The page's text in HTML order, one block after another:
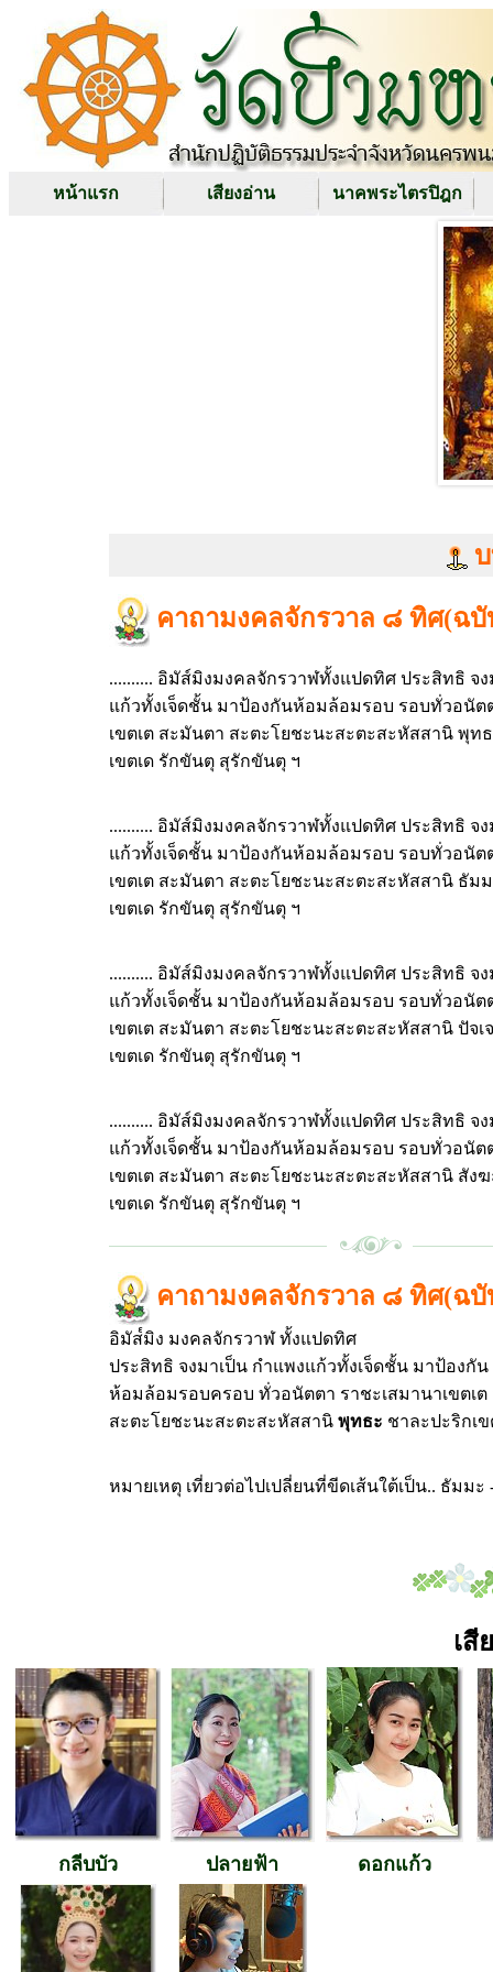
หน้าแรก เสียงอ่าน นาคพระไตรปิฎก
คาถามงคลจักรวาล ๘ ทิศ(ฉบั
.......... อิมัส์มิงมงคลจักรวาฬทั้งแปดทิศ ประสิทธิ จ
แก้วทั้งเจ็ดชั้น มาป้องกันห้อมล้อมรอบ รอบทั่วอนัต
เขตเต สะมันตา สะตะโยชะนะสะตะสะหัสสานิ พุท
เขตเด รักขันตุ สุรักขันตุ ฯ
.......... อิมัส์มิงมงคลจักรวาฬทั้งแปดทิศ ประสิทธิ จ
แก้วทั้งเจ็ดชั้น มาป้องกันห้อมล้อมรอบ รอบทั่วอนัต
เขตเต สะมันตา สะตะโยชะนะสะตะสะหัสสานิ ธัม
เขตเด รักขันตุ สุรักขันตุ ฯ
.......... อิมัส์มิงมงคลจักรวาฬทั้งแปดทิศ ประสิทธิ จ
แก้วทั้งเจ็ดชั้น มาป้องกันห้อมล้อมรอบ รอบทั่วอนัต
เขตเต สะมันตา สะตะโยชะนะสะตะสะหัสสานิ ปัจ
เขตเด รักขันตุ สุรักขันตุ ฯ
.......... อิมัส์มิงมงคลจักรวาฬทั้งแปดทิศ ประสิทธิ จ
แก้วทั้งเจ็ดชั้น มาป้องกันห้อมล้อมรอบ รอบทั่วอนัต
เขตเต สะมันตา สะตะโยชะนะสะตะสะหัสสานิ สัง
เขตเด รักขันตุ สุรักขันตุ ฯ
คาถามงคลจักรวาล ๘ ทิศ(ฉบั
อิมัส๎มิง มงคลจักรวาฬ ทั้งแปดทิศ
ประสิทธิ จงมาเป็น กำแพงแก้วทั้งเจ็ดชั้น มาป้องกัน
ห้อมล้อมรอบครอบ ทั่วอนัตตา ราชะเสมานาเขตเ
สะตะโยชะนะสะตะสะหัสสานิ พุทธะ ชาละปะริกเ
หมายเหตุ เที่ยวต่อไปเปลี่ยนที่ขีดเส้นใต้เป็น.. ธัม
เสี
กลีบบัว ปลายฟ้า ดอกแก้ว